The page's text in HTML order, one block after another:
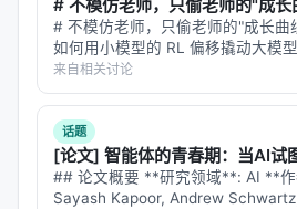
📊 数字说话：98% vs 4%
GEMS 的实验结果非常干净：
GSM8K 数学推理任务
基线（不注入任何方向）：
GEMS 同时注入 3 个非数学
# 不模仿老师，只偷老师的"成
# 不模仿老师，只偷老师的"成长
如何用小模型的 RL 偏移撬动大模
境 假设你是一个 7B 参数的语言模
2024 数学竞赛上拿到了 56.7% 的
来自相关讨论
话题
[论文] 智能体的青春期：当AI试
## 论文概要 **研究领域**: AI **
Sayash Kapoor, Andrew